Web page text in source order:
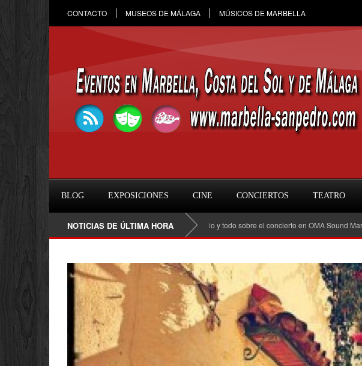
CONTACTO MUSEOS DE MÁLAGA MÚSICOS DE MARBELLA
BLOG EXPOSICIONES CINE CONCIERTOS TEATRO
NOTICIAS DE ÚLTIMA HORA
Raule en Marbella 2026: fecha, entradas, horario y todo sobre el concierto en OMA Sound Marbella